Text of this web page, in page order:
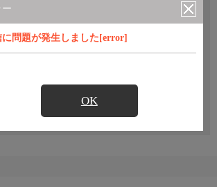
ー
に問題が発生しました[error]
OK
ー登録 アプリ視聴